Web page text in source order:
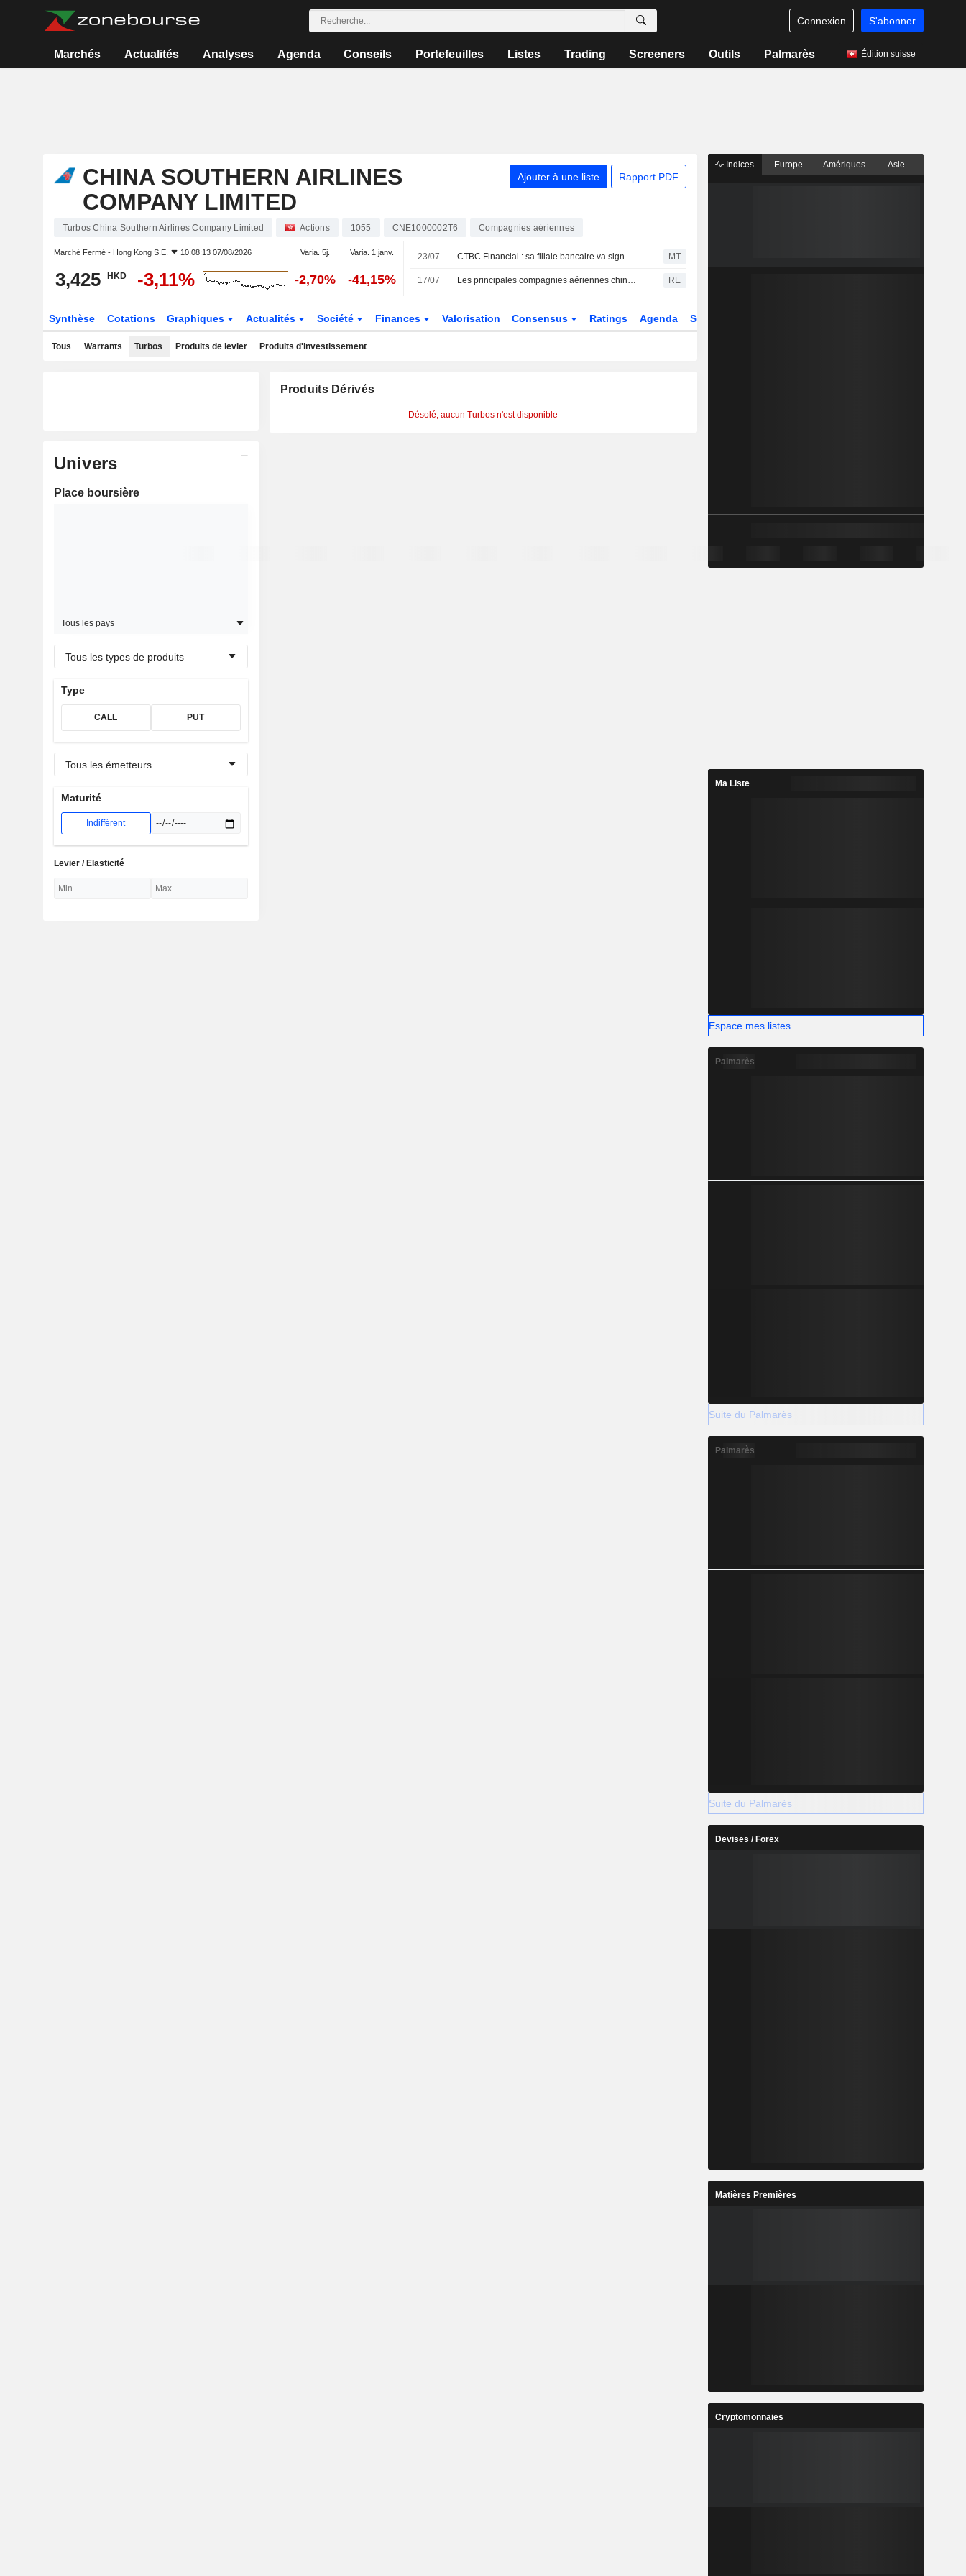
Connexion S'abonner
Marchés Actualités Analyses Agenda Conseils Portefeuilles Listes Trading Screeners Outils Palmarès Édition suisse
CHINA SOUTHERN AIRLINES
COMPANY LIMITED
Ajouter à une liste Rapport PDF
Turbos China Southern Airlines Company Limited Actions 1055 CNE1000002T6 Compagnies aériennes
Marché Fermé - Hong Kong S.E. 10:08:13 07/08/2026 Varia. 5j. Varia. 1 janv.
3,425 HKD -3,11% -2,70% -41,15%
23/07 CTBC Financial : sa filiale bancaire va signer un accord pour une carte de paiement co-brandée MT
17/07 Les principales compagnies aériennes chinoises redoutent de lourdes pertes avant un été incertain RE
Synthèse Cotations Graphiques Actualités Société Finances Valorisation Consensus Ratings Agenda Secteur
Tous Warrants Turbos Produits de levier Produits d'investissement
Univers
Place boursière
Tous les pays
Tous les types de produits
Type
CALL PUT
Tous les émetteurs
Maturité
Indifférent
Levier / Elasticité
Produits Dérivés
Désolé, aucun Turbos n'est disponible
Indices Europe Amériques Asie
Ma Liste
Espace mes listes
Palmarès
Suite du Palmarès
Palmarès
Suite du Palmarès
Devises / Forex
Matières Premières
Cryptomonnaies